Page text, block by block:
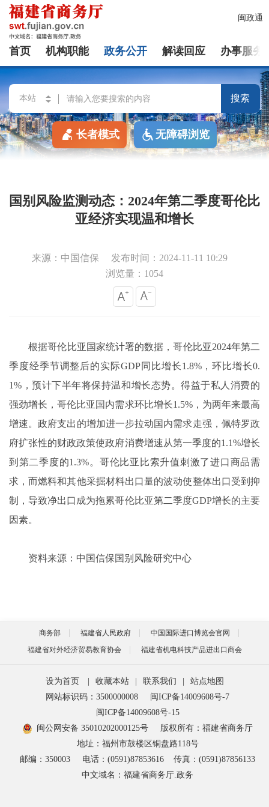
闽政通
首页 机构职能 政务公开 解读回应 办事服务
搜索
长者模式 无障碍浏览
国别风险监测动态：2024年第二季度哥伦比
亚经济实现温和增长
来源：中国信保
发布时间：2024-11-11 10:29
浏览量：1054
根据哥伦比亚国家统计署的数据，哥伦比亚2024年第二
季度经季节调整后的实际GDP同比增长1.8%，环比增长0.
1%，预计下半年将保持温和增长态势。得益于私人消费的
强劲增长，哥伦比亚国内需求环比增长1.5%，为两年来最高
增速。政府支出的增加进一步拉动国内需求走强，佩特罗政
府扩张性的财政政策使政府消费增速从第一季度的1.1%增长
到第二季度的1.3%。哥伦比亚比索升值刺激了进口商品需
求，而燃料和其他采掘材料出口量的波动使整体出口受到抑
制，导致净出口成为拖累哥伦比亚第二季度GDP增长的主要
因素。
资料来源：中国信保国别风险研究中心
商务部 福建省人民政府
中国国际进口博览会官网
福建省对外经济贸易教育协会
福建省机电科技产品进出口商会
设为首页 收藏本站 联系我们
站点地图
网站标识码：3500000008
闽ICP备14009608号-7
闽ICP备14009608号-15
闽公网安备 35010202000125号
版权所有：福建省商务厅
地址：福州市鼓楼区铜盘路118号
邮编：350003
电话：(0591)87853616
传真：(0591)87856133
中文域名：福建省商务厅.政务